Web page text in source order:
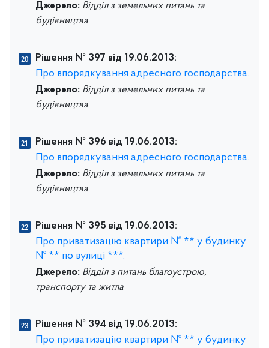
Джерело: Відділ з земельних питань та
будівництва
Рішення № 397 від 19.06.2013:
Про впорядкування адресного господарства.
Джерело: Відділ з земельних питань та
будівництва
Рішення № 396 від 19.06.2013:
Про впорядкування адресного господарства.
Джерело: Відділ з земельних питань та
будівництва
Рішення № 395 від 19.06.2013:
Про приватизацію квартири № ** у будинку
№ ** по вулиці ***.
Джерело: Відділ з питань благоустрою,
транспорту та житла
Рішення № 394 від 19.06.2013:
Про приватизацію квартири № ** у будинку